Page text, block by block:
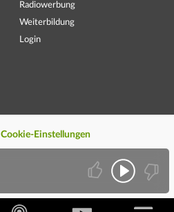
Radiowerbung
Weiterbildung
Login
Cookie-Einstellungen